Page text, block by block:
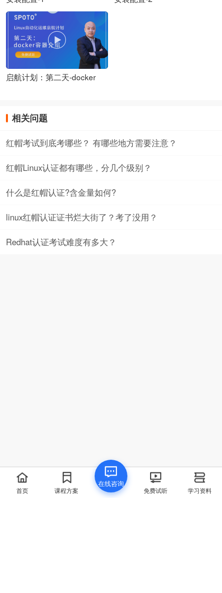
启航计划：第二天-docker
相关问题
红帽考试到底考哪些？ 有哪些地方需要注意？
红帽Linux认证都有哪些，分几个级别？
什么是红帽认证?含金量如何?
linux红帽认证证书烂大街了？考了没用？
Redhat认证考试难度有多大？
首页 点赞 领取资料 我要提问
首页 课程方案
在线咨询
免费试听 学习资料